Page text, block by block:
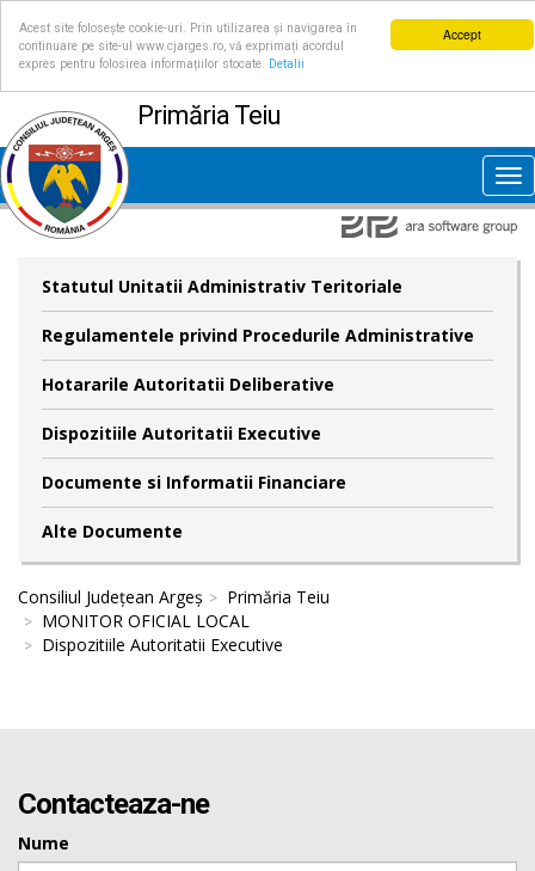
Accept
Acest site folosește cookie-uri. Prin utilizarea și navigarea în
continuare pe site-ul www.cjarges.ro, vă exprimați acordul
expres pentru folosirea informațiilor stocate.
Detalii
Primăria Teiu
Statutul Unitatii Administrativ Teritoriale
Regulamentele privind Procedurile Administrative
Hotararile Autoritatii Deliberative
Dispozitiile Autoritatii Executive
Documente si Informatii Financiare
Alte Documente
Consiliul Județean Argeș
Primăria Teiu
MONITOR OFICIAL LOCAL
Dispozitiile Autoritatii Executive
Contacteaza-ne
Nume